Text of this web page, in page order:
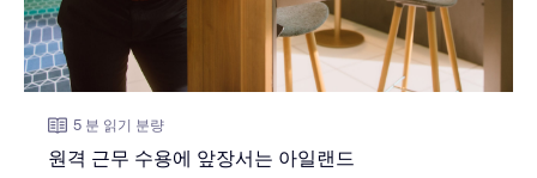
5 분 읽기 분량
원격 근무 수용에 앞장서는 아일랜드